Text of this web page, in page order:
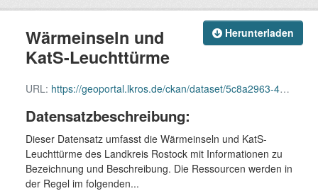
Herunterladen
Wärmeinseln und
KatS-Leuchttürme
URL: https://geoportal.lkros.de/ckan/dataset/5c8a2963-448f-4919-9c4b-4a8b111b6c26/resource/11953db2-f703-4c2c-9a04-6a46bce96b60/download/waermeinseln_kats_leuchttuerme.gml
Datensatzbeschreibung:
Dieser Datensatz umfasst die Wärmeinseln und KatS-
Leuchttürme des Landkreis Rostock mit Informationen zu
Bezeichnung und Beschreibung. Die Ressourcen werden in
der Regel im folgenden...